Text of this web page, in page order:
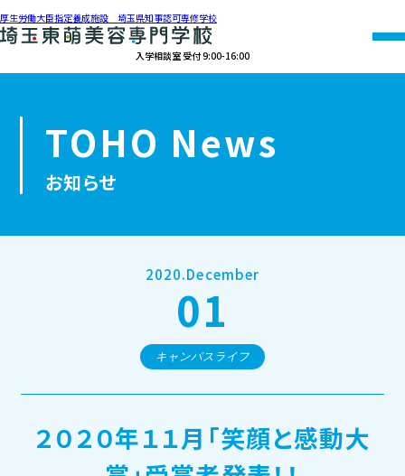
厚生労働大臣指定養成施設 埼玉県知事認可専修学校
入学相談室 受付 9:00-16:00
アクセス 資料請求
学校紹介
学科紹介
オープンキャンパス・個別相談
訪問者別メニュー
TOHO News
お知らせ
2020.December
01
キャンパスライフ
２０２０年１１月「笑顔と感動大